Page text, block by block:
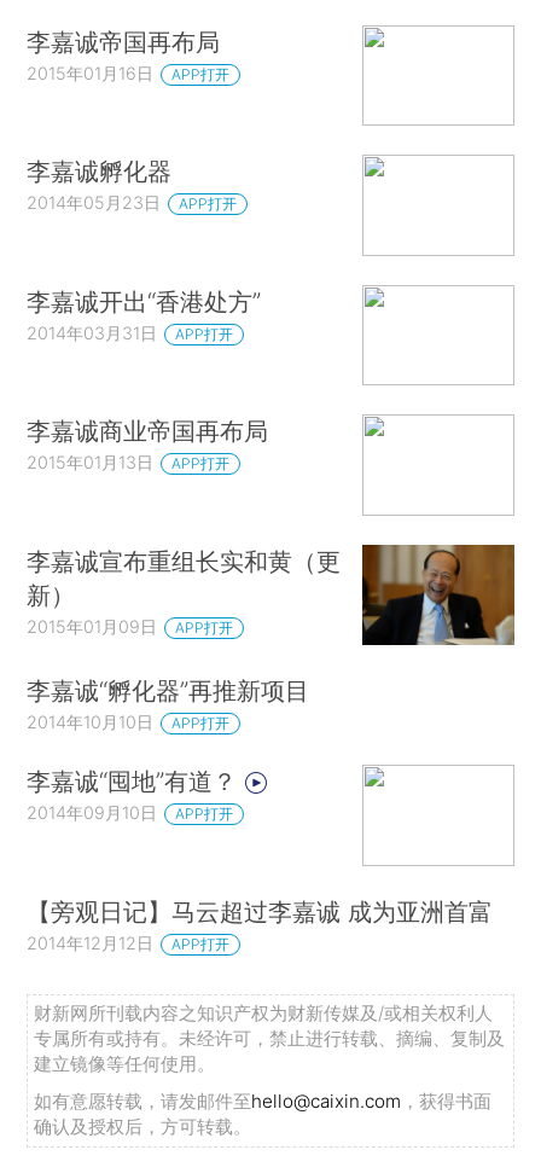
李嘉诚帝国再布局
2015年01月16日 APP打开
李嘉诚孵化器
2014年05月23日 APP打开
李嘉诚开出“香港处方”
2014年03月31日 APP打开
李嘉诚商业帝国再布局
2015年01月13日 APP打开
李嘉诚宣布重组长实和黄（更
新）
2015年01月09日 APP打开
李嘉诚“孵化器”再推新项目
2014年10月10日 APP打开
李嘉诚“囤地”有道？
2014年09月10日 APP打开
【旁观日记】马云超过李嘉诚 成为亚洲首富
2014年12月12日 APP打开
财新网所刊载内容之知识产权为财新传媒及/或相关权利人
专属所有或持有。未经许可，禁止进行转载、摘编、复制及
建立镜像等任何使用。
如有意愿转载，请发邮件至hello@caixin.com ，获得书面
确认及授权后，方可转载。